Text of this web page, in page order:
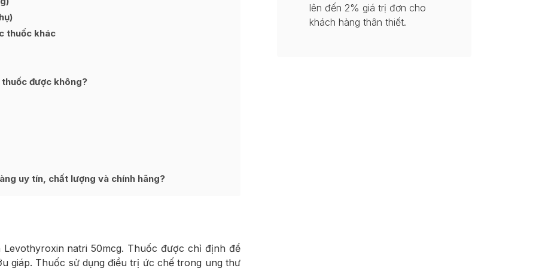
thuốc khác
được không?
uy tín, chất lượng và chính hãng?
natri 50mcg. Thuốc được chỉ định để
giáp. Thuốc sử dụng điều trị ức chế trong ung thư
lên đến 2% giá trị đơn cho
khách hàng thân thiết.